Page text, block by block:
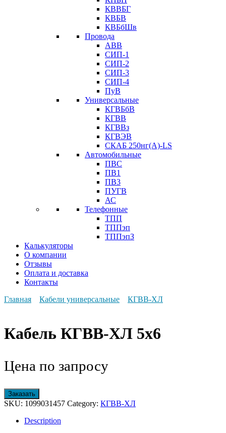
КВВБГ
КВБВ
КВБбШв
Провода
АВВ
СИП-1
СИП-2
СИП-3
СИП-4
ПуВ
Универсальные
КГВБбВ
КГВВ
КГВВз
КГВЭВ
СКАБ 250нг(А)-LS
Автомобильные
ПВС
ПВ1
ПВ3
ПУГВ
АС
Телефонные
ТПП
ТППэп
ТППэпЗ
Калькуляторы
О компании
Отзывы
Оплата и доставка
Контакты
Главная
Кабели универсальные КГВВ-ХЛ
Кабель КГВВ-ХЛ 5х6
Цена по запросу
Заказать
SKU: 1099031457 Category: КГВВ-ХЛ
Description